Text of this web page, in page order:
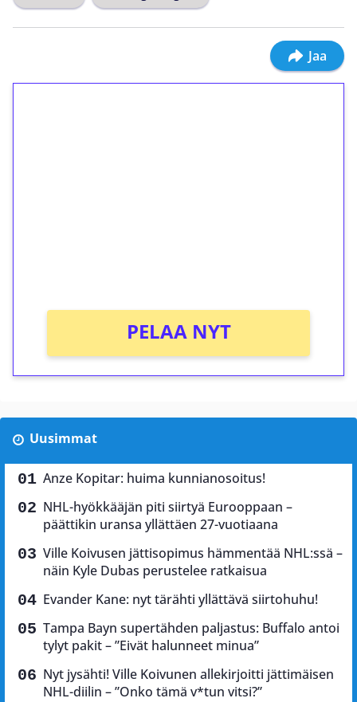
Jaa
PELAA NYT
Uusimmat
Anze Kopitar: huima kunnianosoitus!
NHL-hyökkääjän piti siirtyä Eurooppaan –
päättikin uransa yllättäen 27-vuotiaana
Ville Koivusen jättisopimus hämmentää NHL:ssä –
näin Kyle Dubas perustelee ratkaisua
Evander Kane: nyt tärähti yllättävä siirtohuhu!
Tampa Bayn supertähden paljastus: Buffalo antoi
tylyt pakit – ”Eivät halunneet minua”
Nyt jysähti! Ville Koivunen allekirjoitti jättimäisen
NHL-diilin – ”Onko tämä v*tun vitsi?”